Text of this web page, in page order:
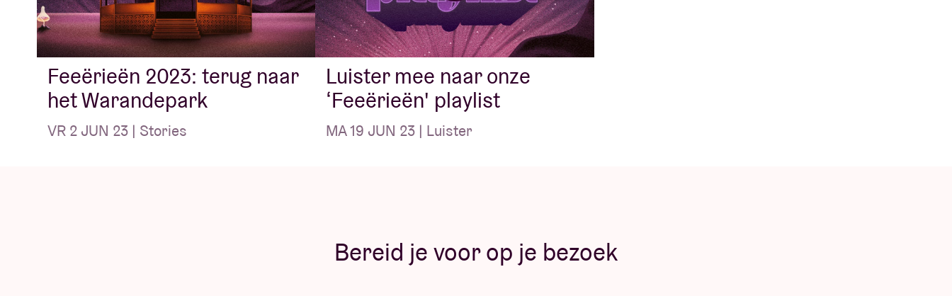
Feeërieën 2023: terug naar
het Warandepark
VR 2 JUN 23 | Stories
Luister mee naar onze
‘Feeërieën' playlist
MA 19 JUN 23 | Luister
Bereid je voor op je bezoek